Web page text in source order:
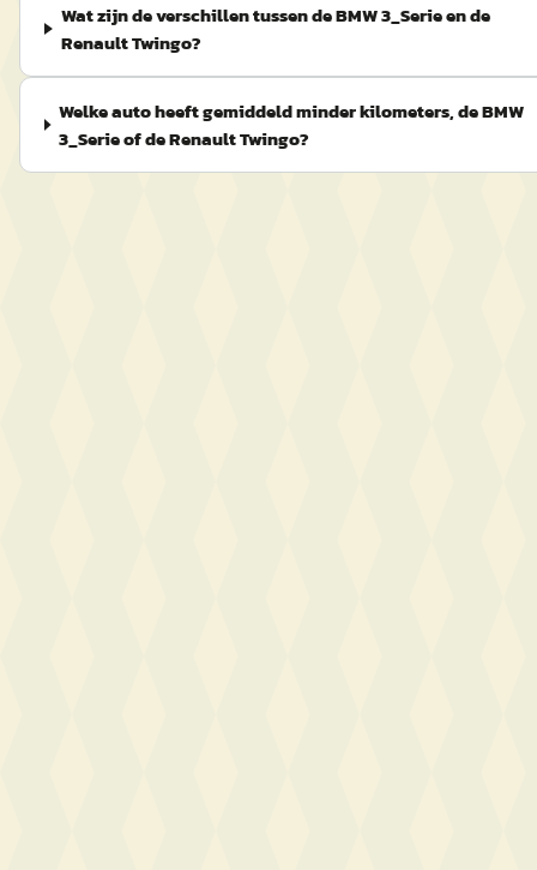
Wat zijn de verschillen tussen de BMW 3_Serie en de
Renault Twingo?
Welke auto heeft gemiddeld minder kilometers, de BMW
3_Serie of de Renault Twingo?